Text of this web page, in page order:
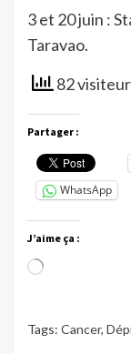
3 et 20 juin :
Taravao.
82
Partager :
WhatsApp
J’aime ça :
Chargement…
Tags: Cancer,